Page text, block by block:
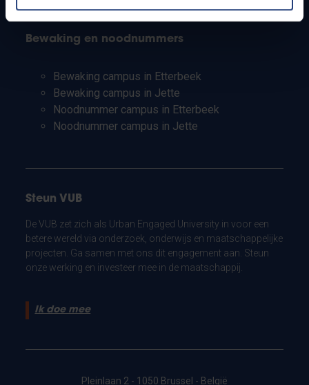
Bewaking en noodnummers
Bewaking campus in Etterbeek
Bewaking campus in Jette
Noodnummer campus in Etterbeek
Noodnummer campus in Jette
Steun VUB
De VUB zet zich als Urban Engaged University in voor een
betere wereld via onderzoek, onderwijs en maatschappelijke
projecten. Ga samen met ons dit engagement aan. Steun
onze werking en investeer mee in de maatschappij.
Ik doe mee
Pleinlaan 2 - 1050 Brussel - België